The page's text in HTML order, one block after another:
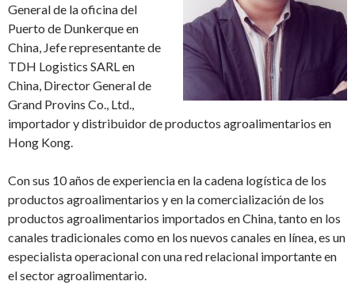
General de la oficina del
Puerto de Dunkerque en
China, Jefe representante de
TDH Logistics SARL en
China, Director General de
Grand Provins Co., Ltd.,
importador y distribuidor de productos agroalimentarios en
Hong Kong.
Con sus 10 años de experiencia en la cadena logística de los
productos agroalimentarios y en la comercialización de los
productos agroalimentarios importados en China, tanto en los
canales tradicionales como en los nuevos canales en línea, es un
especialista operacional con una red relacional importante en
el sector agroalimentario.